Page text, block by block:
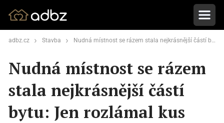
adbz.cz Stavba Nudná místnost se rázem stala nejkrásnější částí bytu: Jen rozlámal kus odpadu, který měl v plánu vyhodit
Nudná místnost se rázem
stala nejkrásnější částí
bytu: Jen rozlámal kus